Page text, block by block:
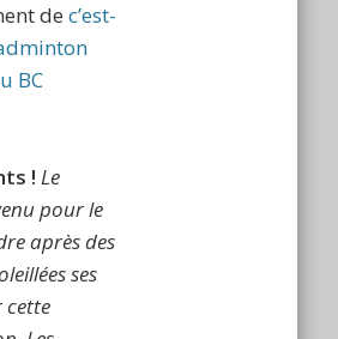
dec’est-
BC
!Le
pour le
après des
ses
cette